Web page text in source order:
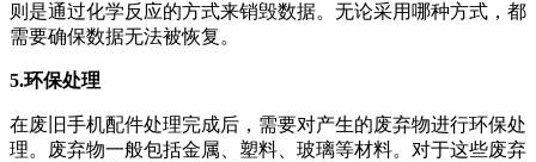
则是通过化学反应的方式来销毁数据。无论采用哪种方式，都
需要确保数据无法被恢复。
5.环保处理
在废旧手机配件处理完成后，需要对产生的废弃物进行环保处
理。废弃物一般包括金属、塑料、玻璃等材料。对于这些废弃